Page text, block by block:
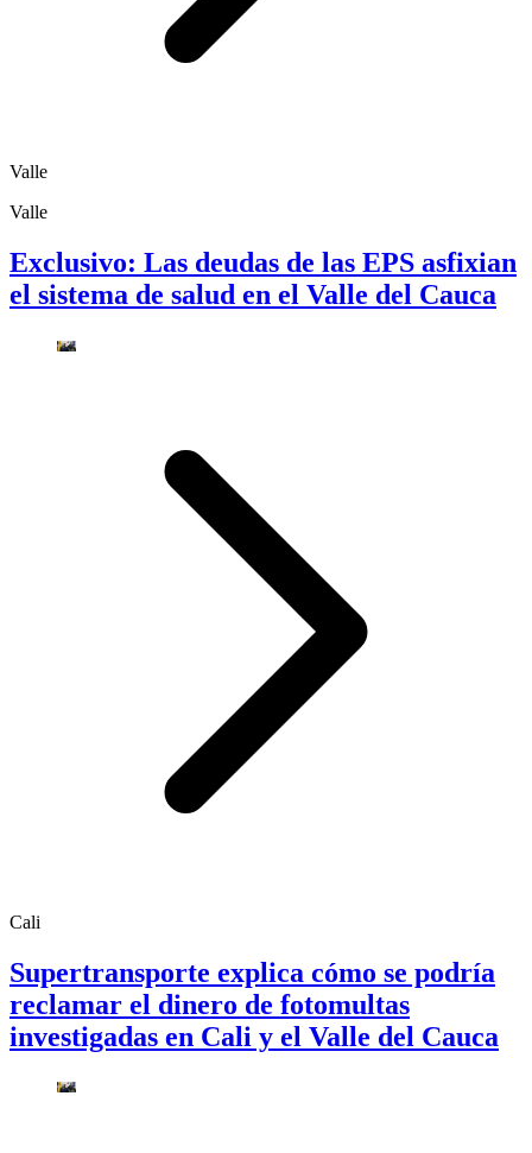
Valle
Valle
Exclusivo: Las deudas de las EPS asfixian
el sistema de salud en el Valle del Cauca
Cali
Supertransporte explica cómo se podría
reclamar el dinero de fotomultas
investigadas en Cali y el Valle del Cauca